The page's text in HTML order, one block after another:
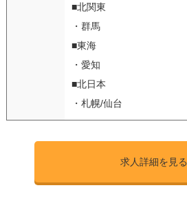
■北関東
・群馬
■東海
・愛知
■北日本
・札幌/仙台
求人詳細を見る